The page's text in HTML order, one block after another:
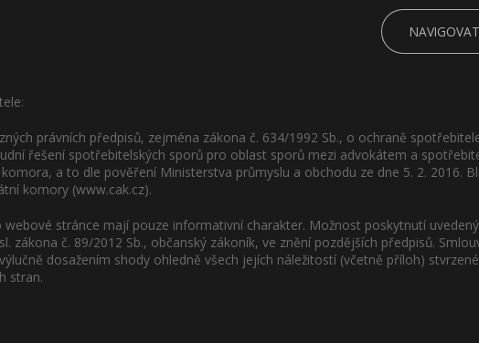
právních předpisů, zejména zákona č. 634/1992 Sb., o ochraně
řešení spotřebitelských sporů pro oblast sporů mezi advokátem a
a to dle pověření Ministerstva průmyslu a obchodu ze dne 5. 2. 2016.
komory (www.cak.cz).
webové stránce mají pouze informativní charakter. Možnost poskytnutí
zákona č. 89/2012 Sb., občanský zákoník, ve znění pozdějších předpisů.
dosažením shody ohledně všech jejích náležitostí (včetně příloh)
stran.